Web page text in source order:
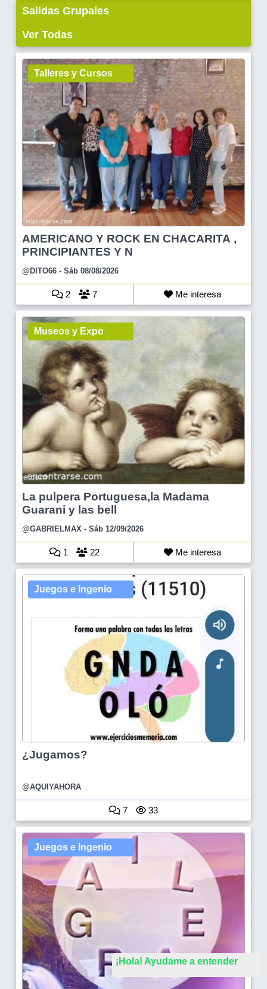
¡Hola! Ayudame a entender
Salidas Grupales
Ver Todas
Talleres y Cursos
AMERICANO Y ROCK EN CHACARITA ,
PRINCIPIANTES Y N
@DITO66 - Sáb 08/08/2026
2 7 Me interesa
Museos y Expo
La pulpera Portuguesa,la Madama
Guarani y las bell
@GABRIELMAX - Sáb 12/09/2026
1 22 Me interesa
Juegos e Ingenio
¿Jugamos?
@AQUIYAHORA
7 33
Juegos e Ingenio